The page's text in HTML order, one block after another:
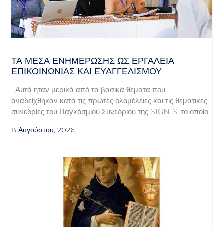
ΤΑ ΜΈΣΑ ΕΝΗΜΈΡΩΣΗΣ ΩΣ ΕΡΓΑΛΕΊΑ
ΕΠΙΚΟΙΝΩΝΊΑΣ ΚΑΙ ΕΥΑΓΓΕΛΙΣΜΟΎ
Αυτά ήταν μερικά από τα βασικά θέματα που
αναδείχθηκαν κατά τις πρώτες ολομέλειες και τις θεματικές
συνεδρίες του Παγκόσμιου Συνεδρίου της SIGNIS, το οποίο
8 Αυγούστου, 2026